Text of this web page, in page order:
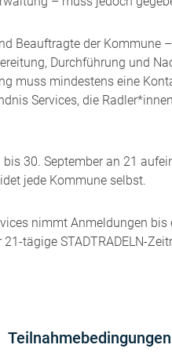
Beauftragte der Kommune
Durchführung und
muss mindestens eine
Services, die
30. September an 21
jede Kommune selbst.
nimmt Anmeldungen
tägige STADTRADELN-